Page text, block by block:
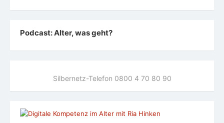
Podcast: Alter, was geht?
Silbernetz-Telefon 0800 4 70 80 90